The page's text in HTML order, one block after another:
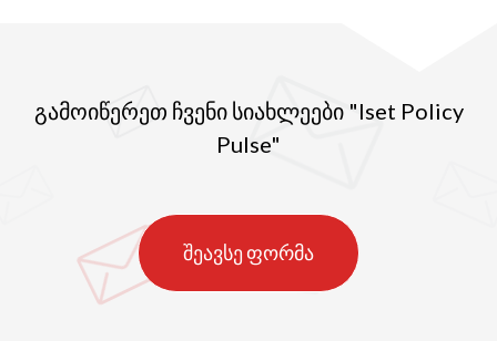
გამოიწერეთ ჩვენი სიახლეები "Iset Policy
Pulse"
შეავსე ფორმა